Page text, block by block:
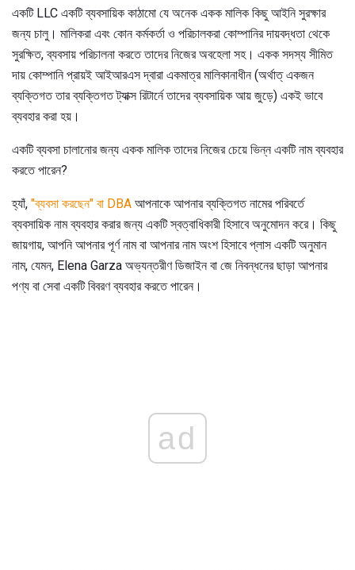
একটি LLC একটি ব্যবসায়িক কাঠামো যে অনেক একক মালিক কিছু আইনি সুরক্ষার
জন্য চালু। মালিকরা এবং কোন কর্মকর্তা ও পরিচালকরা কোম্পানির দায়বদ্ধতা থেকে
সুরক্ষিত, ব্যবসায় পরিচালনা করতে তাদের নিজের অবহেলা সহ। একক সদস্য সীমিত
দায় কোম্পানি প্রায়ই আইআরএস দ্বারা একমাত্র মালিকানাধীন (অর্থাত্ একজন
ব্যক্তিগত তার ব্যক্তিগত ট্যাক্স রিটার্নে তাদের ব্যবসায়িক আয় জুড়ে) একই ভাবে
ব্যবহার করা হয়।
একটি ব্যবসা চালানোর জন্য একক মালিক তাদের নিজের চেয়ে ভিন্ন একটি নাম ব্যবহার
করতে পারেন?
হ্যাঁ, "ব্যবসা করছেন" বা DBA আপনাকে আপনার ব্যক্তিগত নামের পরিবর্তে
ব্যবসায়িক নাম ব্যবহার করার জন্য একটি স্বত্বাধিকারী হিসাবে অনুমোদন করে। কিছু
জায়গায়, আপনি আপনার পূর্ণ নাম বা আপনার নাম অংশ হিসাবে প্লাস একটি অনুমান
নাম, যেমন, Elena Garza অভ্যন্তরীণ ডিজাইন বা জে নিবন্ধনের ছাড়া আপনার
পণ্য বা সেবা একটি বিবরণ ব্যবহার করতে পারেন।
ad